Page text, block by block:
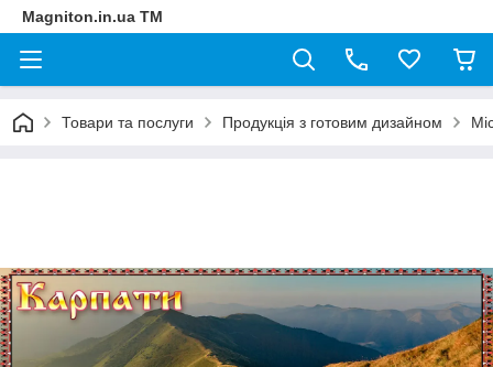
Magniton.in.ua ТМ
Товари та послуги Продукція з готовим дизайном